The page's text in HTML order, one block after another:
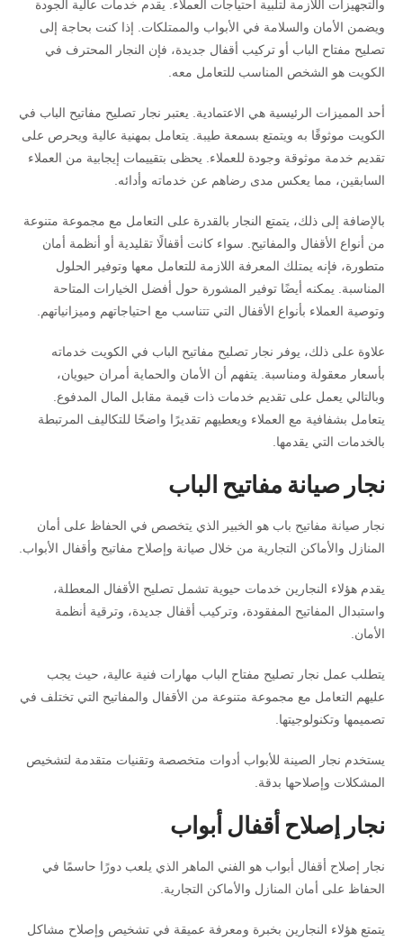
والتجهيزات اللازمة لتلبية احتياجات العملاء. يقدم خدمات عالية الجودة
ويضمن الأمان والسلامة في الأبواب والممتلكات. إذا كنت بحاجة إلى
تصليح مفتاح الباب أو تركيب أقفال جديدة، فإن النجار المحترف في
الكويت هو الشخص المناسب للتعامل معه.
أحد المميزات الرئيسية هي الاعتمادية. يعتبر نجار تصليح مفاتيح الباب في
الكويت موثوقًا به ويتمتع بسمعة طيبة. يتعامل بمهنية عالية ويحرص على
تقديم خدمة موثوقة وجودة للعملاء. يحظى بتقييمات إيجابية من العملاء
السابقين، مما يعكس مدى رضاهم عن خدماته وأدائه.
بالإضافة إلى ذلك، يتمتع النجار بالقدرة على التعامل مع مجموعة متنوعة
من أنواع الأقفال والمفاتيح. سواء كانت أقفالًا تقليدية أو أنظمة أمان
متطورة، فإنه يمتلك المعرفة اللازمة للتعامل معها وتوفير الحلول
المناسبة. يمكنه أيضًا توفير المشورة حول أفضل الخيارات المتاحة
وتوصية العملاء بأنواع الأقفال التي تتناسب مع احتياجاتهم وميزانياتهم.
علاوة على ذلك، يوفر نجار تصليح مفاتيح الباب في الكويت خدماته
بأسعار معقولة ومناسبة. يتفهم أن الأمان والحماية أمران حيويان،
وبالتالي يعمل على تقديم خدمات ذات قيمة مقابل المال المدفوع.
يتعامل بشفافية مع العملاء ويعطيهم تقديرًا واضحًا للتكاليف المرتبطة
بالخدمات التي يقدمها.
نجار صيانة مفاتيح الباب
نجار صيانة مفاتيح باب هو الخبير الذي يتخصص في الحفاظ على أمان
المنازل والأماكن التجارية من خلال صيانة وإصلاح مفاتيح وأقفال الأبواب.
يقدم هؤلاء النجارين خدمات حيوية تشمل تصليح الأقفال المعطلة،
واستبدال المفاتيح المفقودة، وتركيب أقفال جديدة، وترقية أنظمة
الأمان.
يتطلب عمل نجار تصليح مفتاح الباب مهارات فنية عالية، حيث يجب
عليهم التعامل مع مجموعة متنوعة من الأقفال والمفاتيح التي تختلف في
تصميمها وتكنولوجيتها.
يستخدم نجار الصينة للأبواب أدوات متخصصة وتقنيات متقدمة لتشخيص
المشكلات وإصلاحها بدقة.
نجار إصلاح أقفال أبواب
نجار إصلاح أقفال أبواب هو الفني الماهر الذي يلعب دورًا حاسمًا في
الحفاظ على أمان المنازل والأماكن التجارية.
يتمتع هؤلاء النجارين بخبرة ومعرفة عميقة في تشخيص وإصلاح مشاكل